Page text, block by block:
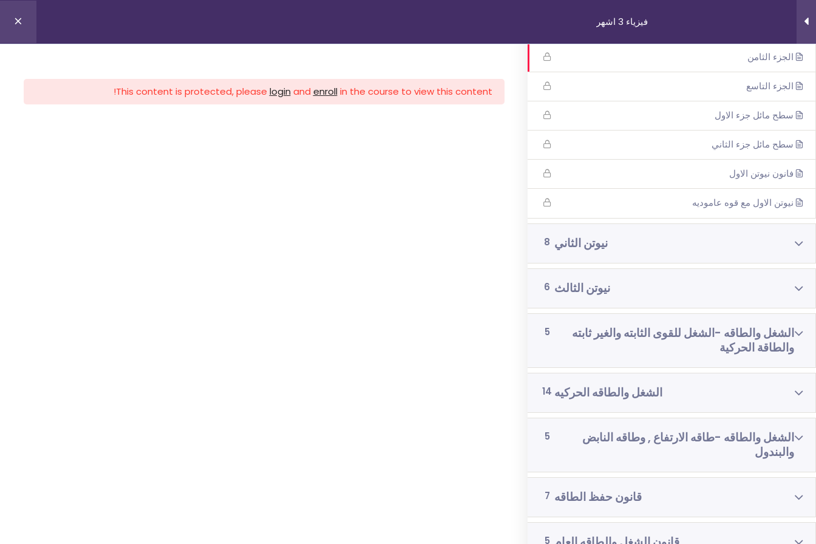
فيزياء 3 اشهر
الجزء الثامن
الجزء التاسع
سطح مائل جزء الاول
سطح مائل جزء الثاني
فانون نيوتن الاول
نيوتن الاول مع قوه عاموديه
نيوتن الثاني 8
نيوتن الثالث 6
الشغل والطاقه -الشغل للقوى الثابته والغير ثابته
والطاقة الحركية
5
الشغل والطاقه الحركيه 14
الشغل والطاقه -طاقه الارتفاع , وطاقه النابض
والبندول
5
قانون حفظ الطاقه 7
5
This content is protected, please login and enrollin the course to view this content!
روابط مهمة
من نحن
اتصل بنا
_תנאי שימוש עברית
شروط الاستخدام
دوراتنا
بچروت 3 وحدات 1 اشهر
رياضيات 5 وحدات 3 اشهر
رياضيات 4 وحدات 3 اشهر
فيزياء 3 اشهر